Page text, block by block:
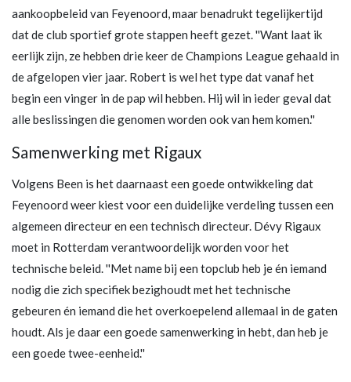
aankoopbeleid van Feyenoord, maar benadrukt tegelijkertijd
dat de club sportief grote stappen heeft gezet. ''Want laat ik
eerlijk zijn, ze hebben drie keer de Champions League gehaald in
de afgelopen vier jaar. Robert is wel het type dat vanaf het
begin een vinger in de pap wil hebben. Hij wil in ieder geval dat
alle beslissingen die genomen worden ook van hem komen.''
Samenwerking met Rigaux
Volgens Been is het daarnaast een goede ontwikkeling dat
Feyenoord weer kiest voor een duidelijke verdeling tussen een
algemeen directeur en een technisch directeur. Dévy Rigaux
moet in Rotterdam verantwoordelijk worden voor het
technische beleid. ''Met name bij een topclub heb je én iemand
nodig die zich specifiek bezighoudt met het technische
gebeuren én iemand die het overkoepelend allemaal in de gaten
houdt. Als je daar een goede samenwerking in hebt, dan heb je
een goede twee-eenheid.''